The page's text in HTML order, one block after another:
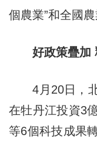
個農業”和全國
好政策疊加
4月20日，北
在牡丹江投資3
等6個科技成果